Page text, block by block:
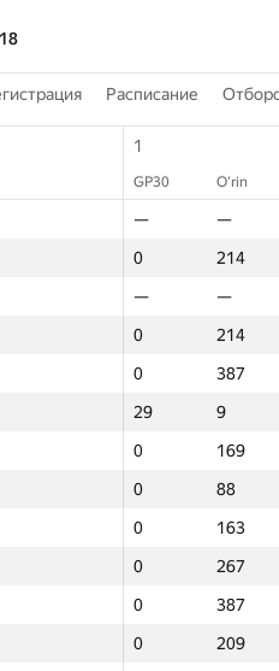
Расписание
1
GP30 O‘rin
—
—
0
214
—
—
0
214
0
387
29
9
0
169
0
88
0
163
0
267
0
387
0
209
1
GP30 O‘rin
—
—
0
214
—
—
0
214
0
387
29
9
0
169
0
88
0
163
0
267
0
387
0
209